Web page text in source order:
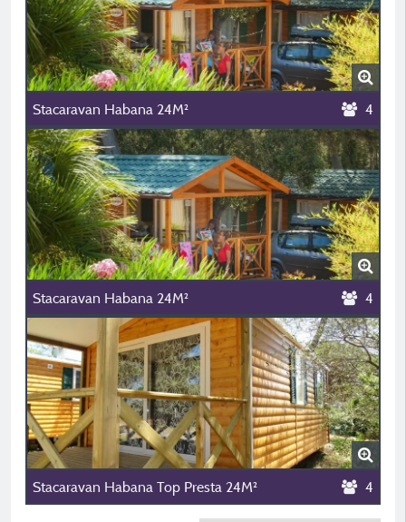
Stacaravan Habana 24M² 4
Stacaravan Habana 24M² 4
Stacaravan Habana Top Presta 24M² 4